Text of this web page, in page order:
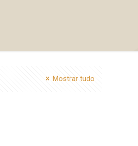
Mostrar tudo